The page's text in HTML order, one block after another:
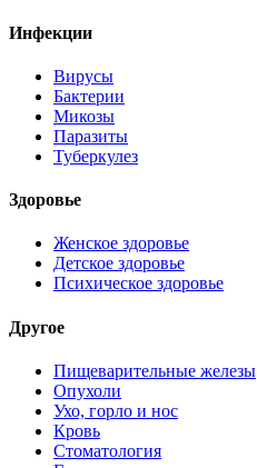
Инфекции
Вирусы
Бактерии
Микозы
Паразиты
Туберкулез
Здоровье
Женское здоровье
Детское здоровье
Психическое здоровье
Другое
Пищеварительные железы
Опухоли
Ухо, горло и нос
Кровь
Стоматология